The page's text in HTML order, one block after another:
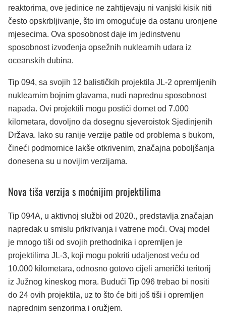
reaktorima, ove jedinice ne zahtijevaju ni vanjski kisik niti
često opskrbljivanje, što im omogućuje da ostanu uronjene
mjesecima. Ova sposobnost daje im jedinstvenu
sposobnost izvođenja opsežnih nuklearnih udara iz
oceanskih dubina.
Tip 094, sa svojih 12 balističkih projektila JL-2 opremljenih
nuklearnim bojnim glavama, nudi naprednu sposobnost
napada. Ovi projektili mogu postići domet od 7.000
kilometara, dovoljno da dosegnu sjeveroistok Sjedinjenih
Država. Iako su ranije verzije patile od problema s bukom,
čineći podmornice lakše otkrivenim, značajna poboljšanja
donesena su u novijim verzijama.
Nova tiša verzija s moćnijim projektilima
Tip 094A, u aktivnoj službi od 2020., predstavlja značajan
napredak u smislu prikrivanja i vatrene moći. Ovaj model
je mnogo tiši od svojih prethodnika i opremljen je
projektilima JL-3, koji mogu pokriti udaljenost veću od
10.000 kilometara, odnosno gotovo cijeli američki teritorij
iz Južnog kineskog mora. Budući Tip 096 trebao bi nositi
do 24 ovih projektila, uz to što će biti još tiši i opremljen
naprednim senzorima i oružjem.